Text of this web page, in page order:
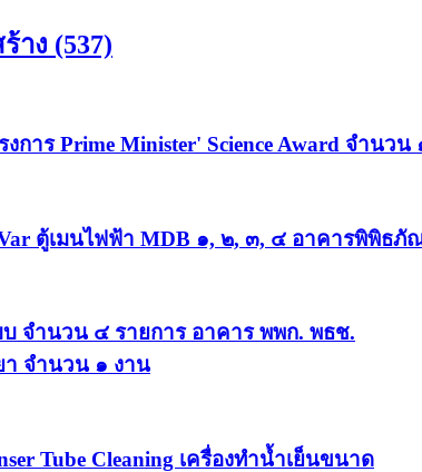
าง (537)
การ Prime Minister' Science Award จำนวน
ตู้เมนไฟฟ้า MDB ๑, ๒, ๓, ๔ อาคารพิพิธ
จำนวน ๔ รายการ อาคาร พพก. พธช.
จำนวน ๑ งาน
Tube Cleaning เครื่องทำน้ำเย็นขนาด